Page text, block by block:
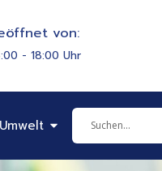
von:
- 18:00 Uhr
& SozialesÖffne Bauen &